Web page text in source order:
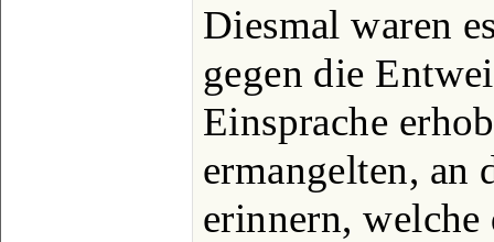
Diesmal waren
gegen die
Einsprache
ermangelten, an
erinnern, welche